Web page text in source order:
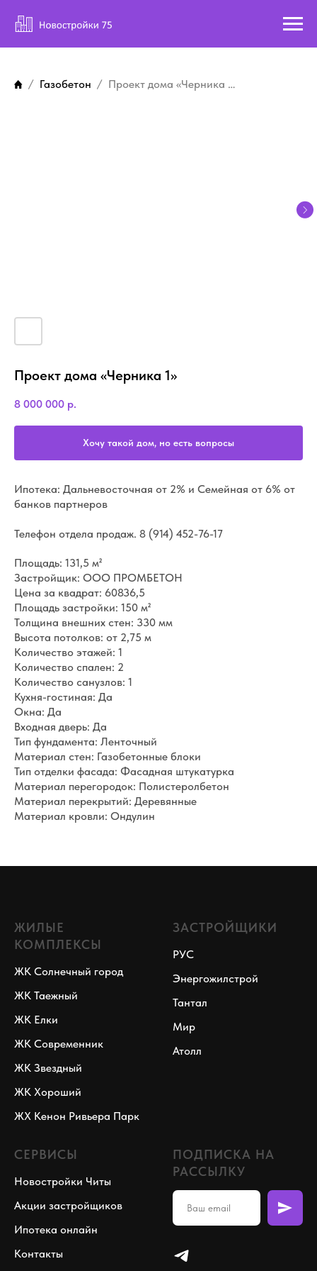
Газобетон Проект дома «Черника 1»
Проект дома «Черника 1»
8 000 000 р.
Хочу такой дом, но есть вопросы
Ипотека: Дальневосточная от 2% и Семейная от 6% от
банков партнеров
Телефон отдела продаж. 8 (914) 452-76-17
Площадь: 131,5 м²
Застройщик: ООО ПРОМБЕТОН
Цена за квадрат: 60836,5
Площадь застройки: 150 м²
Толщина внешних стен: 330 мм
Высота потолков: от 2,75 м
Количество этажей: 1
Количество спален: 2
Количество санузлов: 1
Кухня-гостиная: Да
Окна: Да
Входная дверь: Да
Тип фундамента: Ленточный
Материал стен: Газобетонные блоки
Тип отделки фасада: Фасадная штукатурка
Материал перегородок: Полистеролбетон
Материал перекрытий: Деревянные
Материал кровли: Ондулин
ЖИЛЫЕ
КОМПЛЕКСЫ
ЖК Солнечный город
ЖК Таежный
ЖК Елки
ЖК Современник
ЖК Звездный
ЖК Хороший
ЖХ Кенон Ривьера Парк
ЗАСТРОЙЩИКИ
РУС
Энергожилстрой
Тантал
Мир
Атолл
СЕРВИСЫ
Новостройки Читы
Акции застройщиков
Ипотека онлайн
Контакты
ПОДПИСКА НА
РАССЫЛКУ